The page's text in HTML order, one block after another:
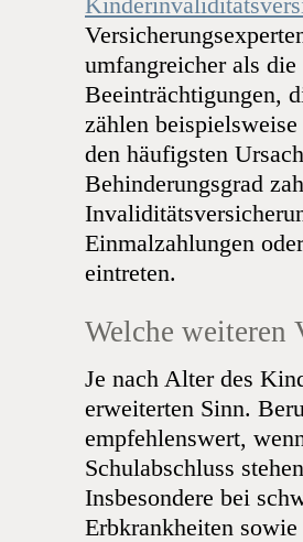
umfangreicher als
Beeinträchtigungen,
zählen
den häufigsten
Behinderungsgrad
Einmalzahlungen
eintreten.
Welche weiteren
Je nach Alter des
erweiterten Sinn.
empfehlenswert,
Schulabschluss
Insbesondere bei
Erbkrankheiten sowie